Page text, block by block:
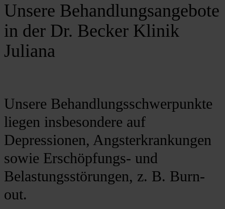
Unsere Behandlungsangebote
in der Dr. Becker Klinik
Juliana
Unsere Behandlungsschwerpunkte
liegen insbesondere auf
Depressionen, Angsterkrankungen
sowie Erschöpfungs- und
Belastungsstörungen, z. B. Burn-
out.